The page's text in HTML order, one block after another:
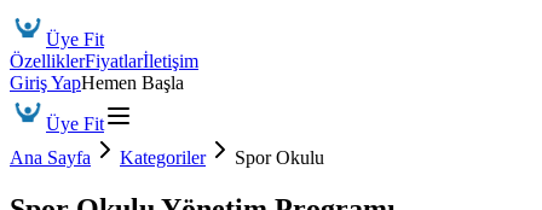
Üye Fit
ÖzelliklerFiyatlarİletişim
Giriş YapHemen Başla
Üye Fit
Ana Sayfa
Kategoriler Spor Okulu